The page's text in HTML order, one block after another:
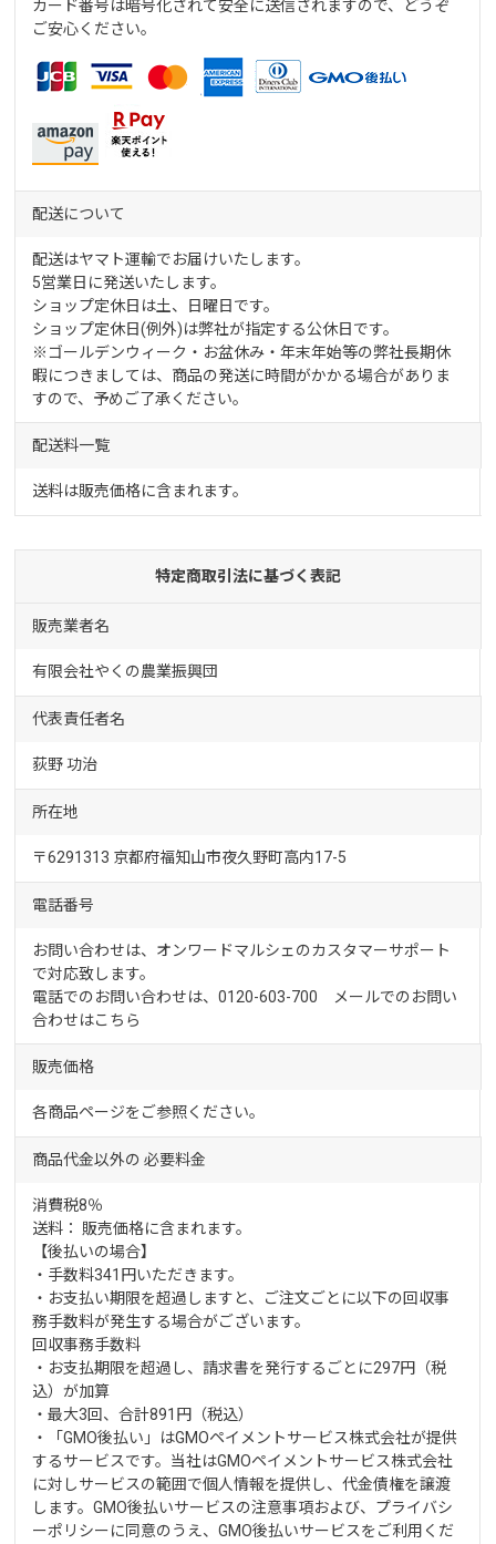
カード番号は暗号化されて安全に送信されますので、どうぞ
ご安心ください。
配送について
配送はヤマト運輸でお届けいたします。
5営業日に発送いたします。
ショップ定休日は土、日曜日です。
ショップ定休日(例外)は弊社が指定する公休日です。
※ゴールデンウィーク・お盆休み・年末年始等の弊社長期休
暇につきましては、商品の発送に時間がかかる場合がありま
すので、予めご了承ください。
配送料一覧
送料は販売価格に含まれます。
特定商取引法に基づく表記
販売業者名
有限会社やくの農業振興団
代表責任者名
荻野 功治
所在地
〒6291313 京都府福知山市夜久野町高内17-5
電話番号
お問い合わせは、オンワードマルシェのカスタマーサポート
で対応致します。
電話でのお問い合わせは、0120-603-700 メールでのお問い
合わせはこちら
販売価格
各商品ページをご参照ください。
商品代金以外の 必要料金
消費税8％
送料： 販売価格に含まれます。
【後払いの場合】
・手数料341円いただきます。
・お支払い期限を超過しますと、ご注文ごとに以下の回収事
務手数料が発生する場合がございます。
回収事務手数料
・お支払期限を超過し、請求書を発行するごとに297円（税
込）が加算
・最大3回、合計891円（税込）
・「GMO後払い」はGMOペイメントサービス株式会社が提供
するサービスです。当社はGMOペイメントサービス株式会社
に対しサービスの範囲で個人情報を提供し、代金債権を譲渡
します。GMO後払いサービスの注意事項および、 プライバシ
ーポリシーに同意のうえ、GMO後払いサービスをご利用くだ